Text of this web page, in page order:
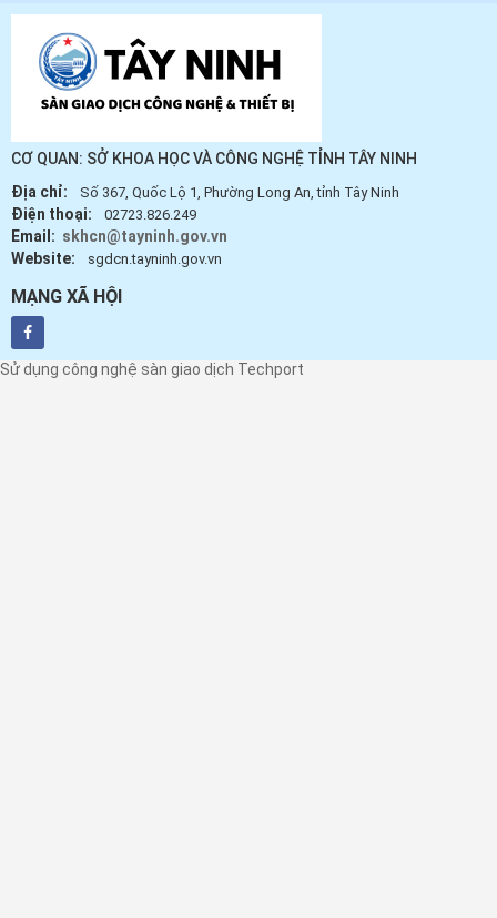
CƠ QUAN: SỞ KHOA HỌC VÀ CÔNG NGHỆ TỈNH TÂY NINH
Địa chỉ:
Số 367, Quốc Lộ 1, Phường Long An, tỉnh Tây Ninh
Điện thoại: 02723.826.249
Email: skhcn@tayninh.gov.vn
Website:
sgdcn.tayninh.gov.vn
MẠNG XÃ HỘI
Sử dụng công nghệ sàn giao dịch Techport